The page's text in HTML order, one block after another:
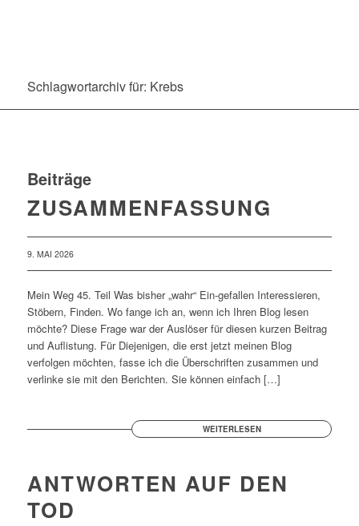
Schlagwortarchiv für: Krebs
Beiträge
ZUSAMMENFASSUNG
9. MAI 2026
Mein Weg 45. Teil Was bisher „wahr“ Ein-gefallen Interessieren,
Stöbern, Finden. Wo fange ich an, wenn ich Ihren Blog lesen
möchte? Diese Frage war der Auslöser für diesen kurzen Beitrag
und Auflistung. Für Diejenigen, die erst jetzt meinen Blog
verfolgen möchten, fasse ich die Überschriften zusammen und
verlinke sie mit den Berichten. Sie können einfach […]
WEITERLESEN
ANTWORTEN AUF DEN
TOD